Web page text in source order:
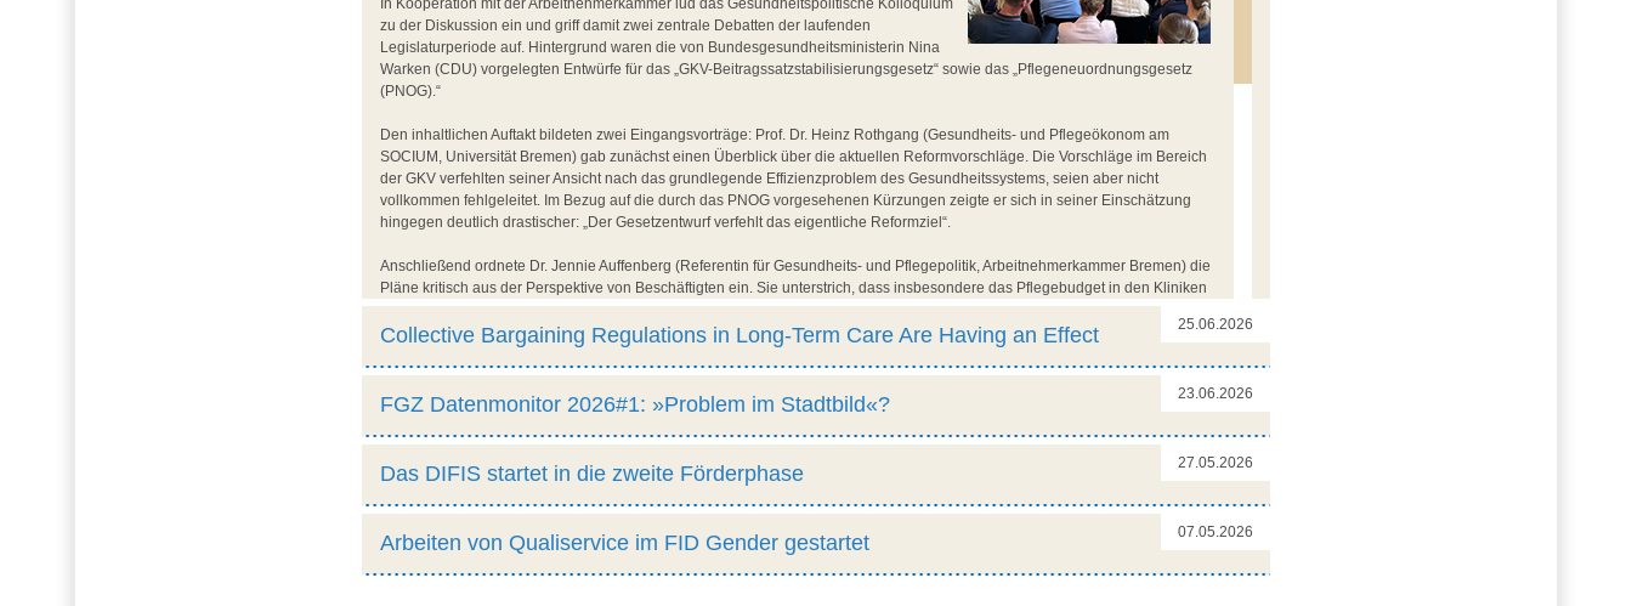
In Kooperation mit der Arbeitnehmerkammer lud das Gesundheitspolitische Kolloquium
zu der Diskussion ein und griff damit zwei zentrale Debatten der laufenden
Legislaturperiode auf. Hintergrund waren die von Bundesgesundheitsministerin Nina
Warken (CDU) vorgelegten Entwürfe für das „GKV-Beitragssatzstabilisierungsgesetz“ sowie das „Pflegeneuordnungsgesetz
(PNOG).“
Den inhaltlichen Auftakt bildeten zwei Eingangsvorträge: Prof. Dr. Heinz Rothgang (Gesundheits- und Pflegeökonom am
SOCIUM, Universität Bremen) gab zunächst einen Überblick über die aktuellen Reformvorschläge. Die Vorschläge im Bereich
der GKV verfehlten seiner Ansicht nach das grundlegende Effizienzproblem des Gesundheitssystems, seien aber nicht
vollkommen fehlgeleitet. Im Bezug auf die durch das PNOG vorgesehenen Kürzungen zeigte er sich in seiner Einschätzung
hingegen deutlich drastischer: „Der Gesetzentwurf verfehlt das eigentliche Reformziel“.
Anschließend ordnete Dr. Jennie Auffenberg (Referentin für Gesundheits- und Pflegepolitik, Arbeitnehmerkammer Bremen) die
Pläne kritisch aus der Perspektive von Beschäftigten ein. Sie unterstrich, dass insbesondere das Pflegebudget in den Kliniken
erhalten bleiben und die Tarifbindung besonders in Pflegeeinrichtungen gestärkt werden muss, andernfalls drohen
Personalabbau, Arbeitsverdichtung und Berufsflucht. Das Grundproblem der aktuellen Vorschläge fasste sie so zusammen: „Wir
Nach den Vorträgen diskutierten die Teilnehmenden im Plenum und bei einem Imbiss an Stellwänden zu den Gesetzentwürfen,
Weitere Informationen zum Gesundheitspolitischen Kolloquium und die Vortragsfolien finden Sie
Dr. Maren Emde
Unicom Gebäude
25.06.2026
Collective Bargaining Regulations in Long-Term Care Are Having an Effect
23.06.2026
FGZ Datenmonitor 2026#1: »Problem im Stadtbild«?
27.05.2026
Das DIFIS startet in die zweite Förderphase
07.05.2026
Arbeiten von Qualiservice im FID Gender gestartet